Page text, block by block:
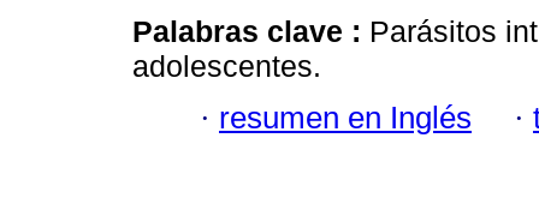
Palabras clave : Parásitos
adolescentes.
· resumen en Inglés ·